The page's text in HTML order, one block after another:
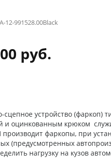
12-991528.00Black
руб.
сцепное устройство (фаркоп)
и оцинкованным крюком
фаркопы, при
(предусмотренных
нагрузку на кузов